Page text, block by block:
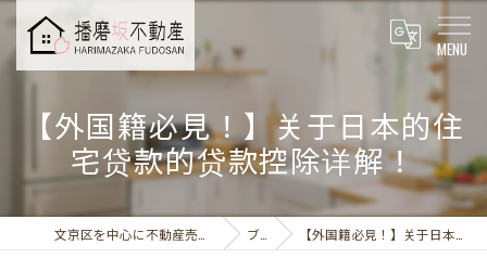
【外国籍必見！】关于日本的住
宅贷款的贷款控除详解！
ブログ 【外国籍必見！】关于日本的住宅贷款的贷款控除详解！